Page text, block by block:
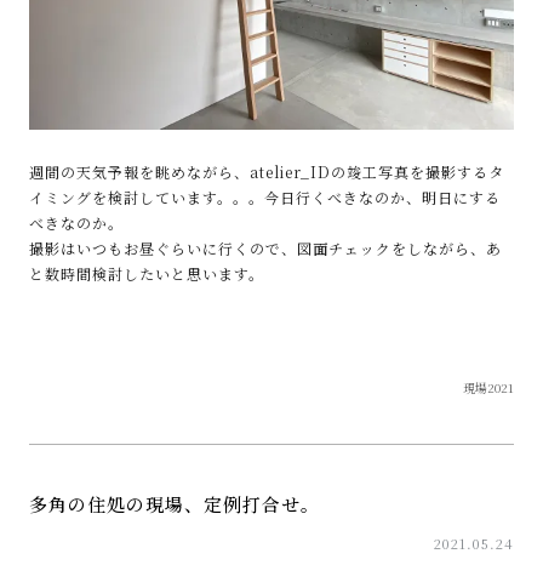
週間の天気予報を眺めながら、atelier_IDの竣工写真を撮影するタ
イミングを検討しています。。。今日行くべきなのか、明日にする
べきなのか。
撮影はいつもお昼ぐらいに行くので、図面チェックをしながら、あ
と数時間検討したいと思います。
現場2021
多角の住処の現場、定例打合せ。
2021.05.24